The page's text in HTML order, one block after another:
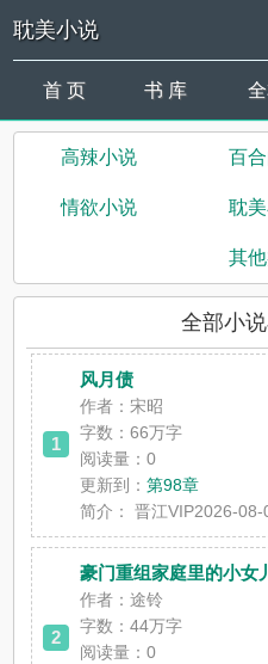
耽美小说
首 页 书 库
高辣小说 百
情欲小说 耽
其
全部小
1
风月债
作者：宋昭
字数：66万字
阅读量：0
更新到：第98章
简介：
晋江VIP2026-
2
豪门重组家庭里的小女
作者：途铃
字数：44万字
阅读量：0